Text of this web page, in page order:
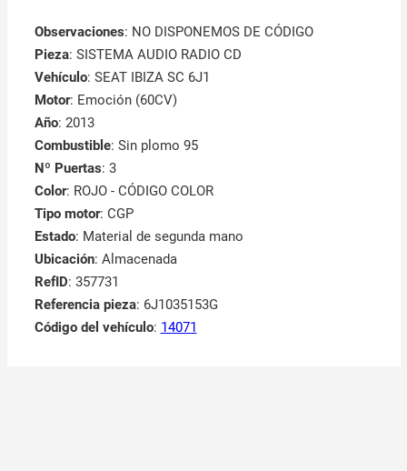
Observaciones: NO DISPONEMOS DE CÓDIGO
Pieza: SISTEMA AUDIO RADIO CD
Vehículo: SEAT IBIZA SC 6J1
Motor: Emoción (60CV)
Año: 2013
Combustible: Sin plomo 95
Nº Puertas: 3
Color: ROJO - CÓDIGO COLOR
Tipo motor: CGP
Estado: Material de segunda mano
Ubicación: Almacenada
RefID: 357731
Referencia pieza: 6J1035153G
Código del vehículo: 14071